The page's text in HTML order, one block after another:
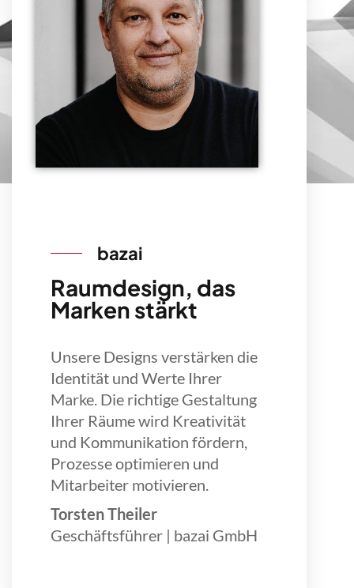
bazai
Raumdesign, das
Marken stärkt
Unsere Designs verstärken die
Identität und Werte Ihrer
Marke. Die richtige Gestaltung
Ihrer Räume wird Kreativität
und Kommunikation fördern,
Prozesse optimieren und
Mitarbeiter motivieren.
Torsten Theiler
Geschäftsführer | bazai GmbH